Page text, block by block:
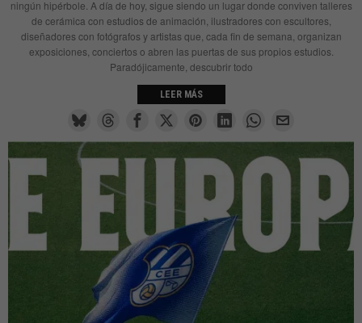
ningún hipérbole. A día de hoy, sigue siendo un lugar donde conviven talleres
de cerámica con estudios de animación, ilustradores con escultores,
diseñadores con fotógrafos y artistas que, cada fin de semana, organizan
exposiciones, conciertos o abren las puertas de sus propios estudios.
Paradójicamente, descubrir todo
LEER MÁS